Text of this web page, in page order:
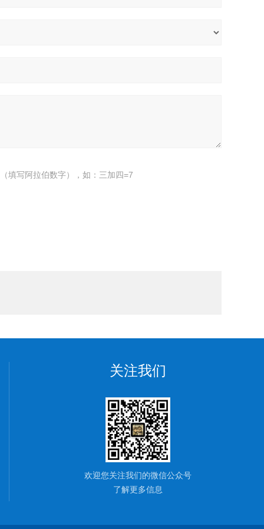
填写阿拉伯数字），如：三加四=7
关注我们
欢迎您关注我们的微信公众号
了解更多信息